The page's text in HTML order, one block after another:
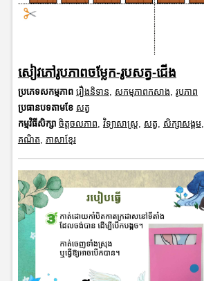
សៀវភៅរូបភាពចម្លែក-រូបសត្វ-ជើង
ប្រភេទសកម្មភាព រឿងនិទាន សកម្មភាពកសាង រូបភាព
ប្រធានបទតាមខែ សត្វ
កម្មវិធីសិក្សា ចិត្តចលភាព វិទ្យាសាស្រ្ត សត្វ សិក្សាសង្គម,
គណិត ភាសាខ្មែរ